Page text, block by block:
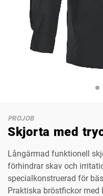
PROJOB
Skjorta med
Långärmad funktionell
förhindrar skav och
specialkonstruerad för
Praktiska bröstfickor